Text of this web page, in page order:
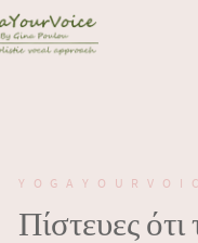
Πίστευες ότι